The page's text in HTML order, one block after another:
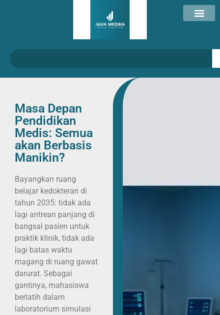
Masa Depan
Pendidikan
Medis: Semua
akan Berbasis
Manikin?
Bayangkan ruang
belajar kedokteran di
tahun 2035: tidak ada
lagi antrean panjang di
bangsal pasien untuk
praktik klinik, tidak ada
lagi batas waktu
magang di ruang gawat
darurat. Sebagai
gantinya, mahasiswa
berlatih dalam
laboratorium simulasi